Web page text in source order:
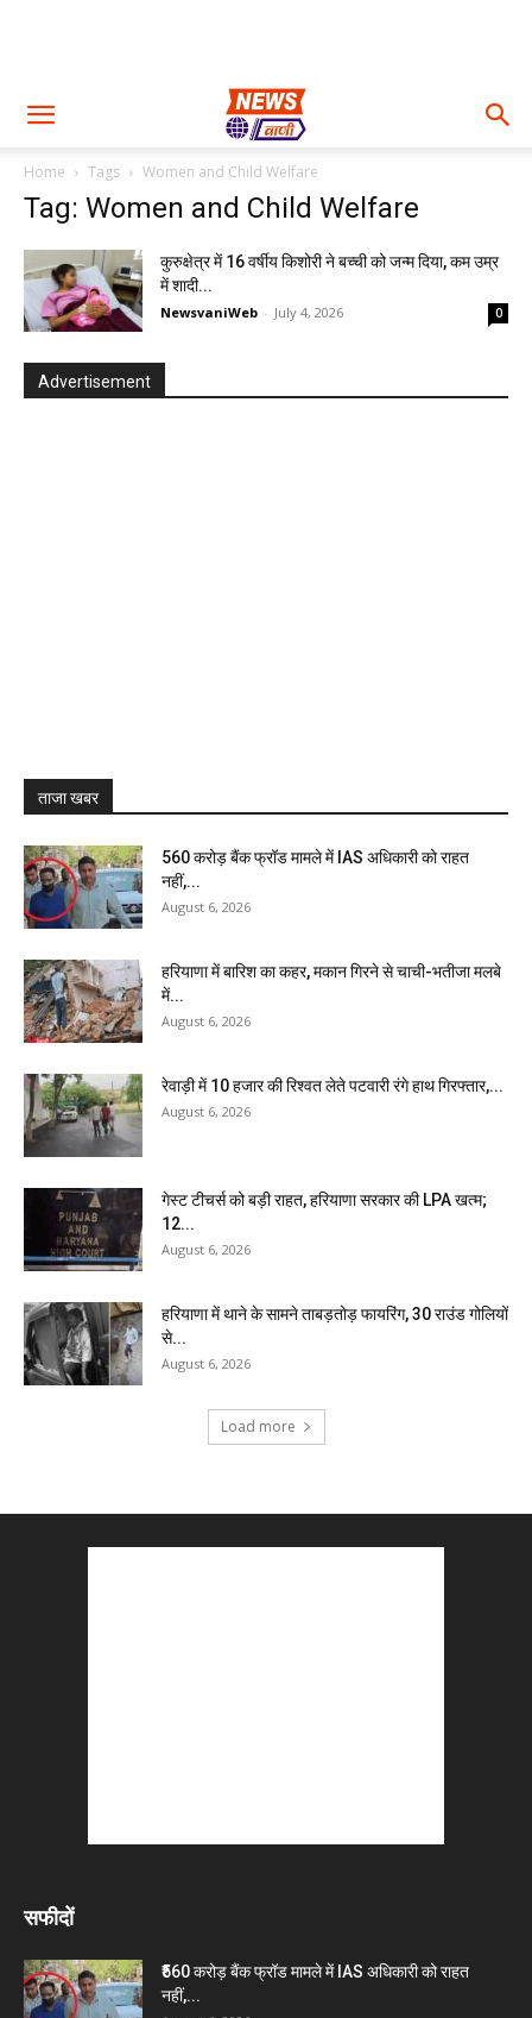
Home Tags Women and Child Welfare
Tag: Women and Child Welfare
कुरुक्षेत्र में 16 वर्षीय किशोरी ने बच्ची को जन्म दिया, कम उम्र
में शादी...
NewsvaniWeb - July 4, 2026 0
Advertisement
ताजा खबर
₹560 करोड़ बैंक फ्रॉड मामले में IAS अधिकारी को राहत
नहीं,...
August 6, 2026
हरियाणा में बारिश का कहर, मकान गिरने से चाची-भतीजा मलबे
में...
August 6, 2026
रेवाड़ी में 10 हजार की रिश्वत लेते पटवारी रंगे हाथ गिरफ्तार,...
August 6, 2026
गेस्ट टीचर्स को बड़ी राहत, हरियाणा सरकार की LPA खत्म;
12...
August 6, 2026
हरियाणा में थाने के सामने ताबड़तोड़ फायरिंग, 30 राउंड गोलियों
से...
August 6, 2026
Load more
सफीदों
₹560 करोड़ बैंक फ्रॉड मामले में IAS अधिकारी को राहत
नहीं,...